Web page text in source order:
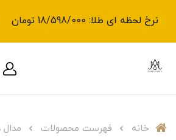
نرخ لحظه ای طلا: 18/598/000 تومان
خانه فهرست محصولات مدال